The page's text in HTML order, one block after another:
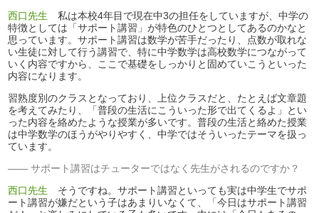
西口先生 私は本校4年目で現在中3の担任をしていますが、中学の
特徴としては「サポート講習」が特色のひとつとしてあるのかなと
思っています。サポート講習は数学が苦手だったり、点数が取れな
い生徒に対して行う講習で、特に中学数学は高校数学につながって
いく内容ですから、ここで基礎をしっかりと固めていこうといった
内容になります。
習熟度別のクラスとなっており、上位クラスだと、たとえば文章題
を考えてみたり、「普段の生活にこういった形で出てくるよ」とい
った内容を絡めたような授業が多いです。普段の生活と絡めた授業
は中学数学のほうがやりやすく、中学ではそういったテーマを扱っ
ています。
サポート講習はチューターではなく先生がされるのですか？
西口先生 そうですね。サポート講習といっても実は中学生でサポ
ート講習が嫌だという子はあまりいなくて、「今日はサポート講習